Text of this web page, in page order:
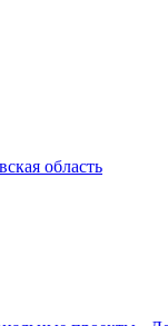
область